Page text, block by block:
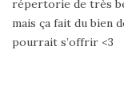
répertorie de très
mais ça fait du bien
pourrait s’offrir <3